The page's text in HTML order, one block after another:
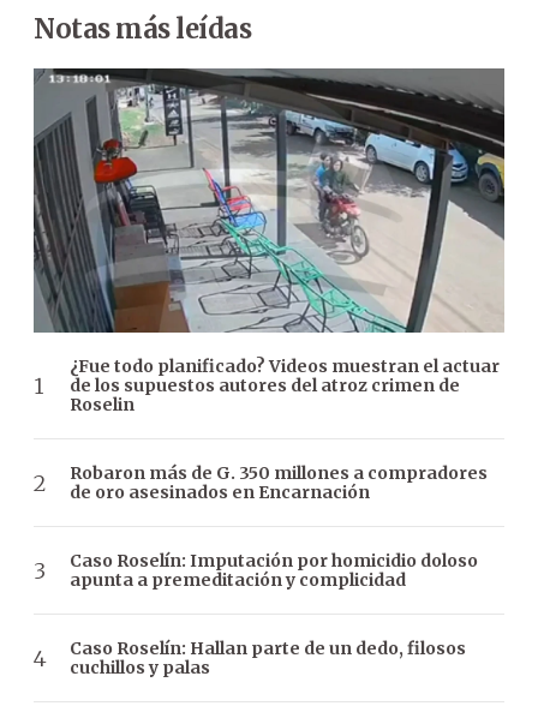
Notas más leídas
¿Fue todo planificado? Videos muestran el actuar
de los supuestos autores del atroz crimen de
Roselin
Robaron más de G. 350 millones a compradores
de oro asesinados en Encarnación
Caso Roselín: Imputación por homicidio doloso
apunta a premeditación y complicidad
Caso Roselín: Hallan parte de un dedo, filosos
cuchillos y palas